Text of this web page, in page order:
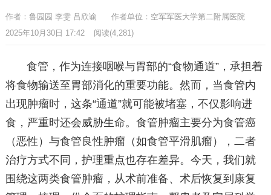
作者：鲁园园 李雯 吕欣谕
作者单位：空军军医大学第二附属医院
2025年10月30日 17:42
阅读(4,281)
食管，作为连接咽喉与胃部的“食物通道”，承担着
将食物输送至胃部消化的重要功能。然而，当食管内
出现肿瘤时，这条“通道”就可能被堵塞，不仅影响进
食，严重时还会威胁生命。食管肿瘤主要分为食管癌
（恶性）与食管良性肿瘤（如食管平滑肌瘤），二者
治疗方式不同，护理重点也存在差异。今天，我们就
围绕这两类食管肿瘤，从术前准备、术后恢复到康复